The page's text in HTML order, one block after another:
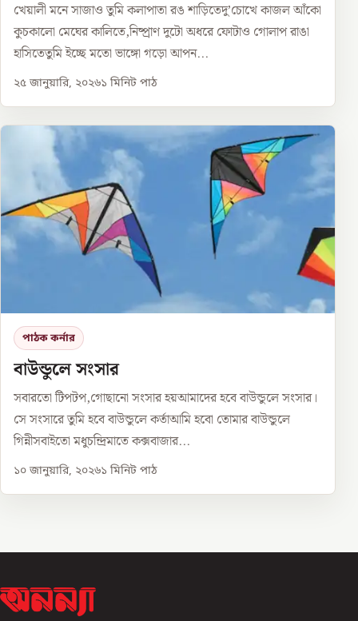
খেয়ালী মনে সাজাও তুমি কলাপাতা রঙ শাড়িতেদু’চোখে কাজল আঁকো
কুচকালো মেঘের কালিতে,নিষ্প্রাণ দুটো অধরে ফোটাও গোলাপ রাঙা
হাসিতেতুমি ইচ্ছে মতো ভাঙ্গো গড়ো আপন...
২৫ জানুয়ারি, ২০২৬১ মিনিট পাঠ
পাঠক কর্নার
বাউন্ডুলে সংসার
সবারতো টিপটপ,গোছানো সংসার হয়আমাদের হবে বাউন্ডুলে সংসার।
সে সংসারে তুমি হবে বাউন্ডুলে কর্তাআমি হবো তোমার বাউন্ডুলে
গিন্নীসবাইতো মধুচন্দ্রিমাতে কক্সবাজার...
১০ জানুয়ারি, ২০২৬১ মিনিট পাঠ